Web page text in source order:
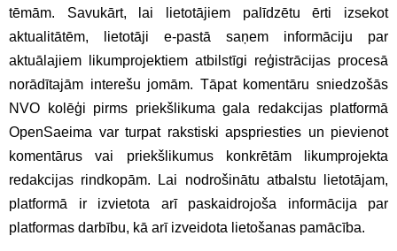
tēmām. Savukārt, lai lietotājiem palīdzētu ērti izsekot
aktualitātēm, lietotāji e-pastā saņem informāciju par
aktuālajiem likumprojektiem atbilstīgi reģistrācijas procesā
norādītajām interešu jomām. Tāpat komentāru sniedzošās
NVO kolēģi pirms priekšlikuma gala redakcijas platformā
OpenSaeima var turpat rakstiski apspriesties un pievienot
komentārus vai priekšlikumus konkrētām likumprojekta
redakcijas rindkopām. Lai nodrošinātu atbalstu lietotājam,
platformā ir izvietota arī paskaidrojoša informācija par
platformas darbību, kā arī izveidota lietošanas pamācība.